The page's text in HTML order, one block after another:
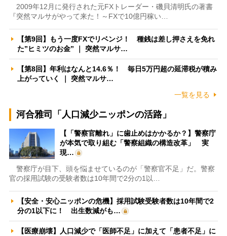
2009年12月に発行された元FXトレーダー・磯貝清明氏の著書
『突然マルサがやって来た！～FXで10億円稼い…
【第9回】もう一度FXでリベンジ！ 種銭は差し押さえを免れ
た”ヒミツのお金” ｜ 突然マルサ…
【第8回】年利はなんと14.6％！ 毎日5万円超の延滞税が積み
上がっていく ｜ 突然マルサ…
一覧を見る
河合雅司「人口減少ニッポンの活路」
【「警察官離れ」に歯止めはかかるか？】警察庁
が本気で取り組む「警察組織の構造改革」 実
現…
警察庁が目下、頭を悩ませているのが「警察官不足」だ。警察
官の採用試験の受験者数は10年間で2分の1以…
【安全・安心ニッポンの危機】採用試験受験者数は10年間で2
分の1以下に！ 出生数減がも…
【医療崩壊】人口減少で「医師不足」に加えて「患者不足」に